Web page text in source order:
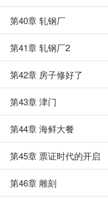
第40章 轧钢厂
第41章 轧钢厂2
第42章 房子修好了
第43章 津门
第44章 海鲜大餐
第45章 票证时代的开启
第46章 雕刻